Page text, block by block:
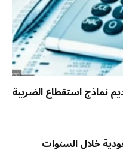
نماذج استقطاع الضريبة
خلال السنوات